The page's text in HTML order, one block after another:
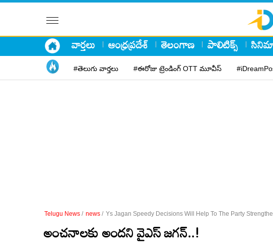
వార్తలు ఆంధ్రప్రదేశ్ తెలంగాణ పాలిటిక్స్
#తెలుగు వార్తలు #ఈరోజు ట్రెండింగ్ OTT మూవీస్
Telugu News / news / Ys Jagan Speedy Decisions Will Help To The Party
అంచనాలకు అందని వైఎస్‌ జగన్‌..!